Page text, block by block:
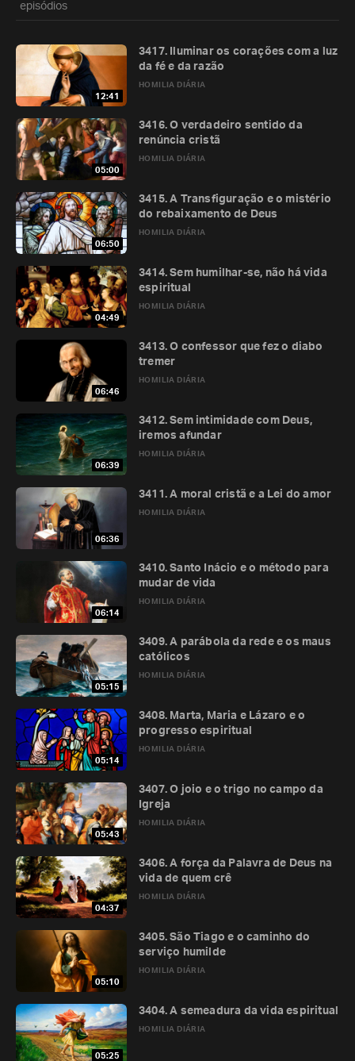
episódios
12:41
HOMILIA DIÁRIA
3417. Iluminar os corações com a luz
da fé e da razão
05:00
HOMILIA DIÁRIA
3416. O verdadeiro sentido da
renúncia cristã
06:50
HOMILIA DIÁRIA
3415. A Transfiguração e o mistério
do rebaixamento de Deus
04:49
HOMILIA DIÁRIA
3414. Sem humilhar-se, não há vida
espiritual
06:46
HOMILIA DIÁRIA
3413. O confessor que fez o diabo
tremer
06:39
HOMILIA DIÁRIA
3412. Sem intimidade com Deus,
iremos afundar
06:36
HOMILIA DIÁRIA
3411. A moral cristã e a Lei do amor
06:14
HOMILIA DIÁRIA
3410. Santo Inácio e o método para
mudar de vida
05:15
HOMILIA DIÁRIA
3409. A parábola da rede e os maus
católicos
05:14
HOMILIA DIÁRIA
3408. Marta, Maria e Lázaro e o
progresso espiritual
05:43
HOMILIA DIÁRIA
3407. O joio e o trigo no campo da
Igreja
04:37
HOMILIA DIÁRIA
3406. A força da Palavra de Deus na
vida de quem crê
05:10
HOMILIA DIÁRIA
3405. São Tiago e o caminho do
serviço humilde
05:25
HOMILIA DIÁRIA
3404. A semeadura da vida espiritual